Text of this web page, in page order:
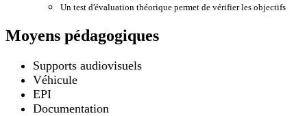
Un test d'évaluation théorique permet de vérifier les objectifs
Moyens pédagogiques
Supports audiovisuels
Véhicule
EPI
Documentation